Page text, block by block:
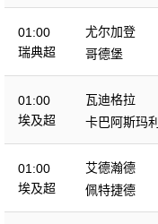
01:00
瑞典超
尤尔加登
哥德堡
01:00
埃及超
瓦迪格拉
卡巴阿斯玛利
01:00
埃及超
艾德瀚德
佩特捷德